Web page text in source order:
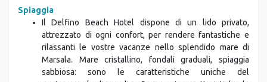
Spiaggia
Il Delfino Beach Hotel dispone di un lido privato,
attrezzato di ogni confort, per rendere fantastiche e
rilassanti le vostre vacanze nello splendido mare di
Marsala. Mare cristallino, fondali graduali, spiaggia
sabbiosa: sono le caratteristiche uniche del